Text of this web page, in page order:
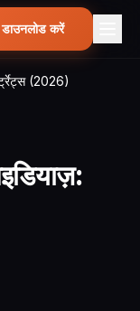
डाउनलोड करें
(2026)